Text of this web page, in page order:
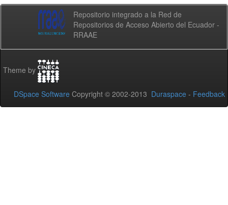
Repositorio integrado a la Red de
Repositorios de Acceso Abierto del Ecuador -
RRAAE
Theme by
DSpace Software Copyright © 2002-2013 Duraspace - Feedback